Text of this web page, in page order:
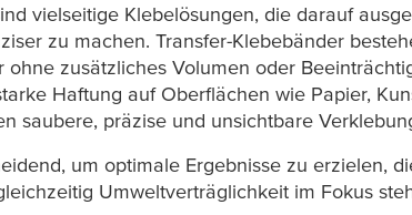
vielseitige Klebelösungen, die darauf
zu machen. Transfer-Klebebänder
zusätzliches Volumen oder
Haftung auf Oberflächen wie Papier,
saubere, präzise und unsichtbare
um optimale Ergebnisse zu erzielen,
Umweltverträglichkeit im Fokus